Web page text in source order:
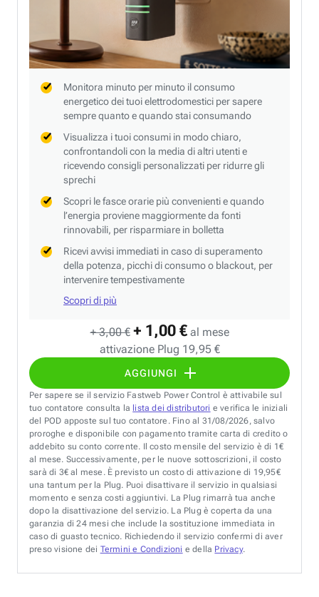
+ 3,00 € + 1,00 € al mese
attivazione Plug 19,95 €
AGGIUNGI
Monitora minuto per minuto il consumo
energetico dei tuoi elettrodomestici per sapere
sempre quanto e quando stai consumando
Visualizza i tuoi consumi in modo chiaro,
confrontandoli con la media di altri utenti e
ricevendo consigli personalizzati per ridurre gli
sprechi
Scopri le fasce orarie più convenienti e quando
l’energia proviene maggiormente da fonti
rinnovabili, per risparmiare in bolletta
Ricevi avvisi immediati in caso di superamento
della potenza, picchi di consumo o blackout, per
intervenire tempestivamente
Scopri di più
Per sapere se il servizio Fastweb Power Control è attivabile sul
tuo contatore consulta la lista dei distributori e verifica le iniziali
del POD apposte sul tuo contatore. Fino al 31/08/2026, salvo
proroghe e disponibile con pagamento tramite carta di credito o
addebito su conto corrente. Il costo mensile del servizio è di 1€
al mese. Successivamente, per le nuove sottoscrizioni, il costo
sarà di 3€ al mese. È previsto un costo di attivazione di 19,95€
una tantum per la Plug. Puoi disattivare il servizio in qualsiasi
momento e senza costi aggiuntivi. La Plug rimarrà tua anche
dopo la disattivazione del servizio. La Plug è coperta da una
garanzia di 24 mesi che include la sostituzione immediata in
caso di guasto tecnico. Richiedendo il servizio confermi di aver
preso visione dei Termini e Condizioni e della Privacy.